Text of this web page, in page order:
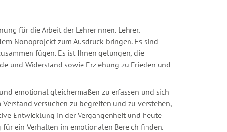
für die Arbeit der Lehrerinnen, Lehrer,
Nonoprojekt zum Ausdruck bringen. Es sind
fügen. Es ist Ihnen gelungen, die
und Widerstand sowie Erziehung zu Frieden und
emotional gleichermaßen zu erfassen und sich
versuchen zu begreifen und zu verstehen,
Entwicklung in der Vergangenheit und heute
ein Verhalten im emotionalen Bereich finden.